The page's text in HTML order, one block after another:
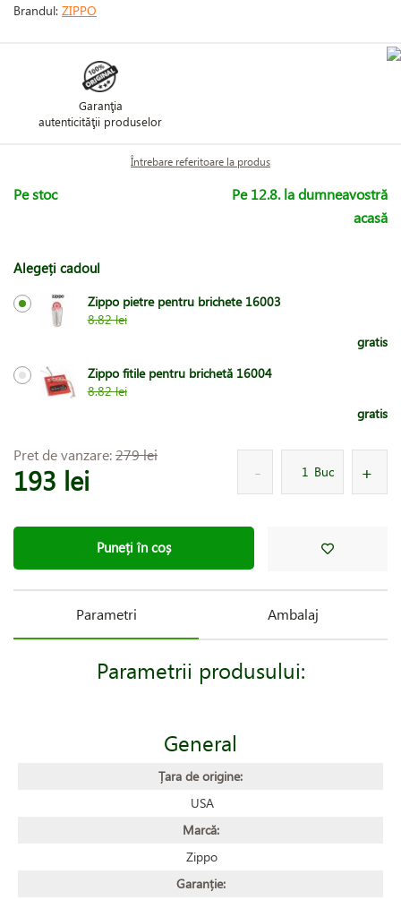
Brandul: ZIPPO
Garanţia
autenticităţii produselor
Întrebare referitoare la produs
Pe stoc
Pe 12.8. la dumneavostră
acasă
Alegeți cadoul
Zippo pietre pentru brichete 16003
8.82 lei
gratis
Zippo fitile pentru brichetă 16004
8.82 lei
gratis
Pret de vanzare:279 lei
193 lei Buc
Puneți în coș
Parametri Ambalaj
Parametrii produsului:
General
Țara de origine:
USA
Marcă:
Zippo
Garanție: